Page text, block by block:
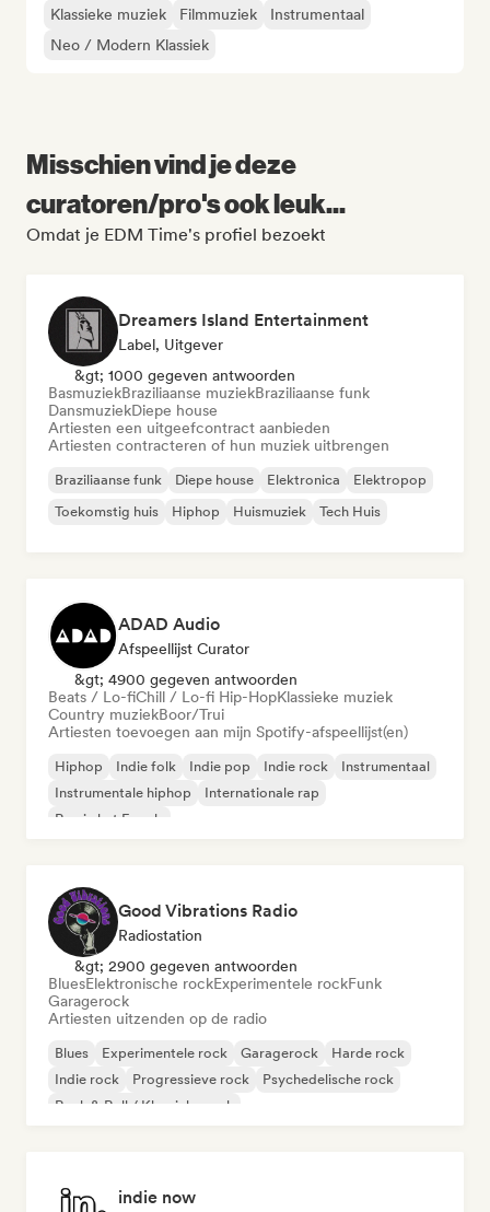
Klassieke muziek Filmmuziek
Instrumentaal
Neo / Modern Klassiek
Misschien vind je deze
curatoren/pro's ook leuk...
Omdat je EDM Time's profiel bezoekt
Dreamers Island Entertainment
Label, Uitgever
&gt; 1000 gegeven antwoorden
BasmuziekBraziliaanse muziekBraziliaanse funk
DansmuziekDiepe house
Artiesten een uitgeefcontract aanbieden
Artiesten contracteren of hun muziek uitbrengen
Braziliaanse funk Diepe house Elektronica
Elektropop
Toekomstig huis
Hiphop Huismuziek Tech Huis
ADAD Audio
Afspeellijst Curator
&gt; 4900 gegeven antwoorden
Beats / Lo-fiChill / Lo-fi Hip-HopKlassieke muziek
Country muziekBoor/Trui
Artiesten toevoegen aan mijn Spotify-afspeellijst(en)
Hiphop Indie folk Indie pop Indie rock
Instrumentaal
Instrumentale hiphop
Internationale rap
Rap in het Engels
Good Vibrations Radio
Radiostation
&gt; 2900 gegeven antwoorden
BluesElektronische rockExperimentele rockFunk
Garagerock
Artiesten uitzenden op de radio
Blues Experimentele rock Garagerock
Harde rock
Indie rock
Progressieve rock
Psychedelische rock
Rock & Roll / Klassieke rock
indie now